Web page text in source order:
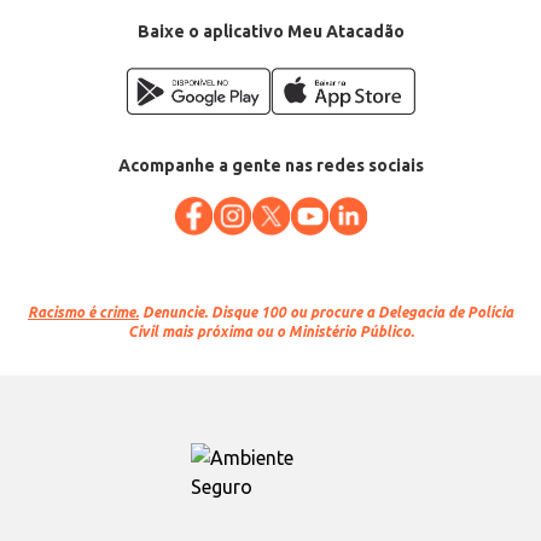
Baixe o aplicativo Meu Atacadão
Acompanhe a gente nas redes sociais
Racismo é crime. Denuncie. Disque 100 ou procure a Delegacia de Polícia
Civil mais próxima ou o Ministério Público.